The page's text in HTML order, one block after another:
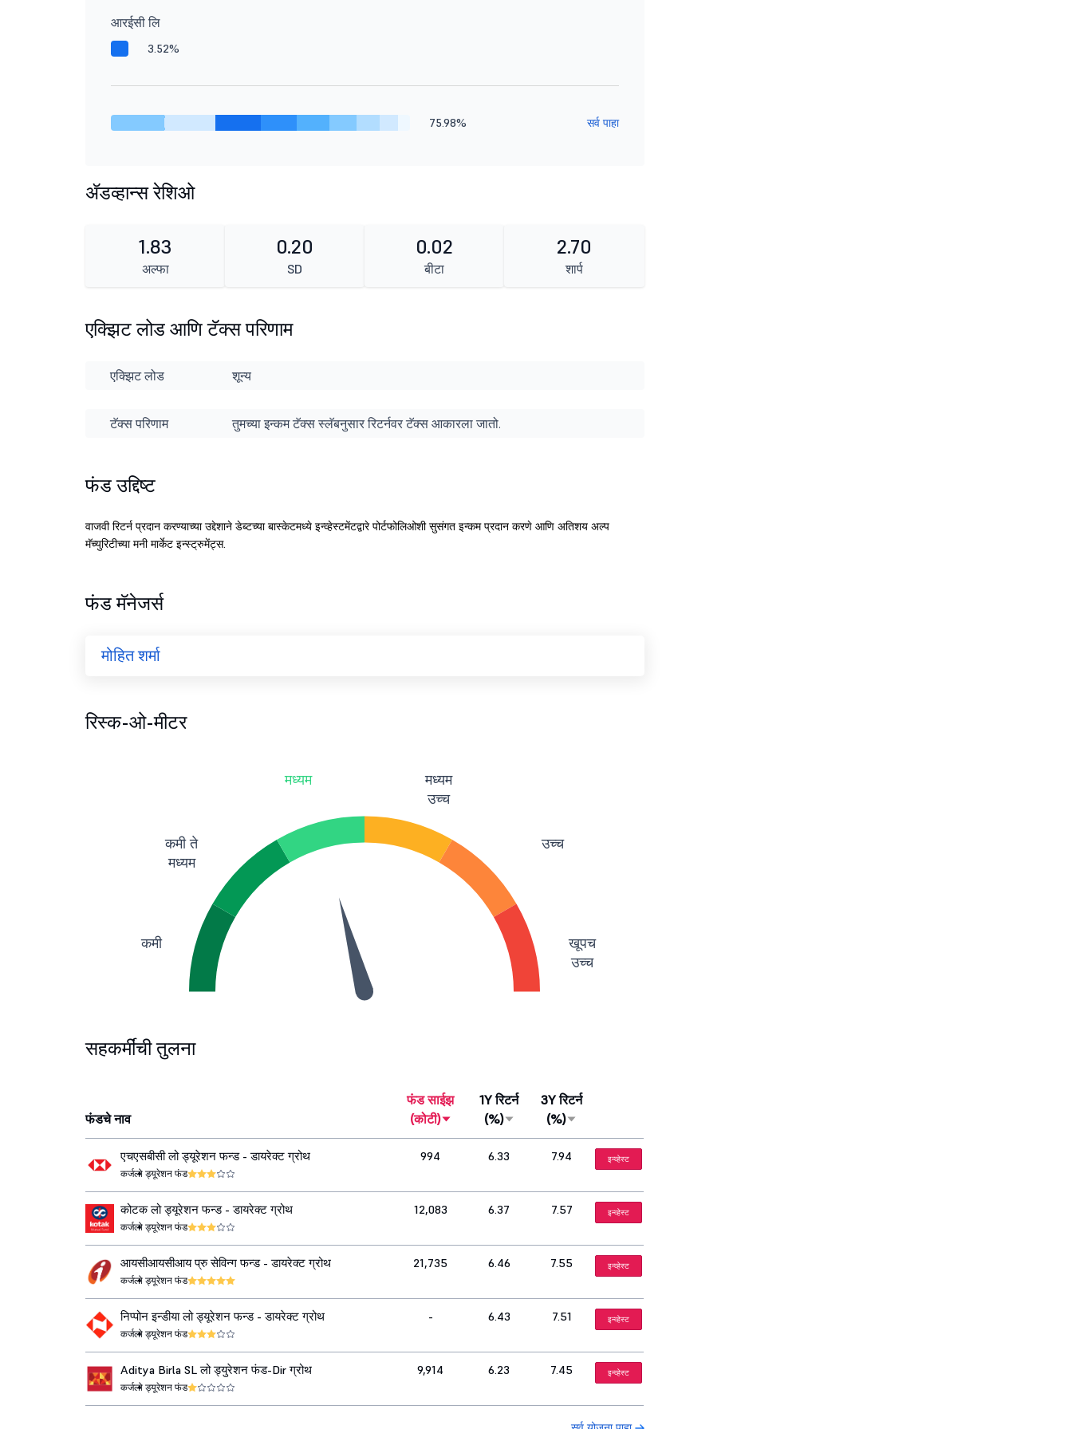
आरईसी लि
3.52%
75.98% सर्व पाहा
ॲडव्हान्स रेशिओ
1.83
अल्फा
0.20
SD
0.02
बीटा
2.70
शार्प
एक्झिट लोड आणि टॅक्स परिणाम
एक्झिट लोड शून्य
टॅक्स परिणाम तुमच्या इन्कम टॅक्स स्लॅबनुसार रिटर्नवर टॅक्स आकारला जातो.
फंड उद्दिष्ट
वाजवी रिटर्न प्रदान करण्याच्या उद्देशाने डेब्टच्या बास्केटमध्ये इन्व्हेस्टमेंटद्वारे पोर्टफोलिओशी सुसंगत इन्कम प्रदान करणे आणि अतिशय अल्प
मॅच्युरिटीच्या मनी मार्केट इन्स्ट्रुमेंट्स.
फंड मॅनेजर्स
मोहित शर्मा
रिस्क-ओ-मीटर
कमी
कमी ते
मध्यम
मध्यम
मध्यम
उच्च
उच्च
खूपच
उच्च
सहकर्मींची तुलना
फंडचे नाव
फंड साईझ
(कोटी)
1Y रिटर्न
(%)
3Y रिटर्न
(%)
एचएसबीसी लो ड्यूरेशन फन्ड - डायरेक्ट ग्रोथ
कर्जलो ड्यूरेशन फंड
994 6.33 7.94 इन्व्हेस्ट
कोटक लो ड्यूरेशन फन्ड - डायरेक्ट ग्रोथ
कर्जलो ड्यूरेशन फंड
12,083 6.37 7.57 इन्व्हेस्ट
आयसीआयसीआय प्रु सेविन्ग फन्ड - डायरेक्ट ग्रोथ
कर्जलो ड्यूरेशन फंड
21,735 6.46 7.55 इन्व्हेस्ट
निप्पोन इन्डीया लो ड्यूरेशन फन्ड - डायरेक्ट ग्रोथ
कर्जलो ड्यूरेशन फंड
- 6.43 7.51 इन्व्हेस्ट
Aditya Birla SL लो ड्युरेशन फंड-Dir ग्रोथ
कर्जलो ड्यूरेशन फंड
9,914 6.23 7.45 इन्व्हेस्ट